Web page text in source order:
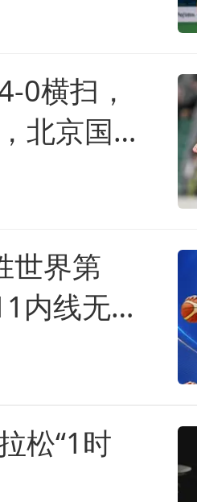
0横扫，
北京国安
世界第
内线无
松“1时